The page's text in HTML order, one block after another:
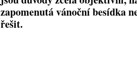
zapomenutá vánoční besídka
řešit.